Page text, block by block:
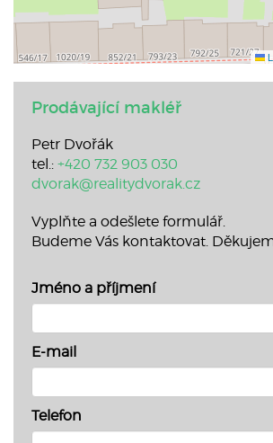
Prodávající makléř
Petr Dvořák
tel.: +420 732 903 030
dvorak@realitydvorak.cz
Vyplňte a odešlete formulář.
Budeme Vás kontaktovat.
Jméno a příjmení
E-mail
Telefon